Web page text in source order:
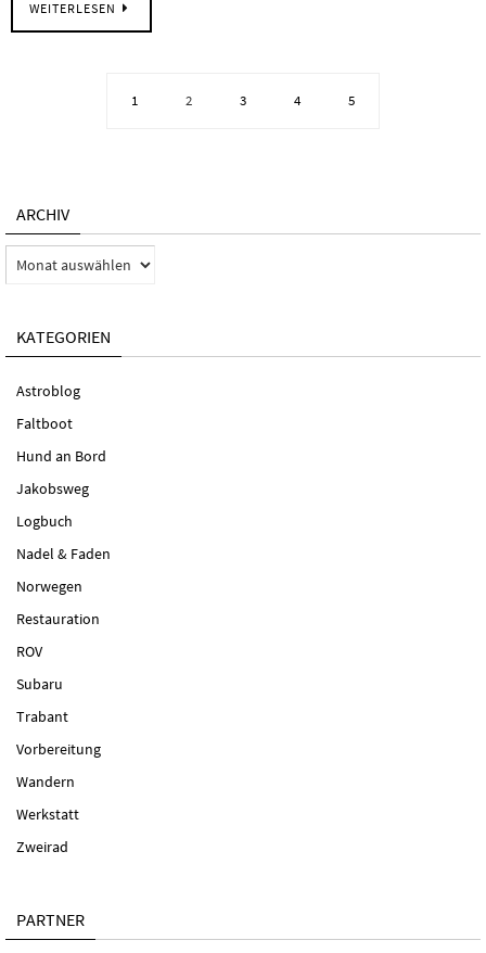
WEITERLESEN
1 2 3 4 5
ARCHIV
Archiv
KATEGORIEN
Astroblog
Faltboot
Hund an Bord
Jakobsweg
Logbuch
Nadel & Faden
Norwegen
Restauration
ROV
Subaru
Trabant
Vorbereitung
Wandern
Werkstatt
Zweirad
PARTNER